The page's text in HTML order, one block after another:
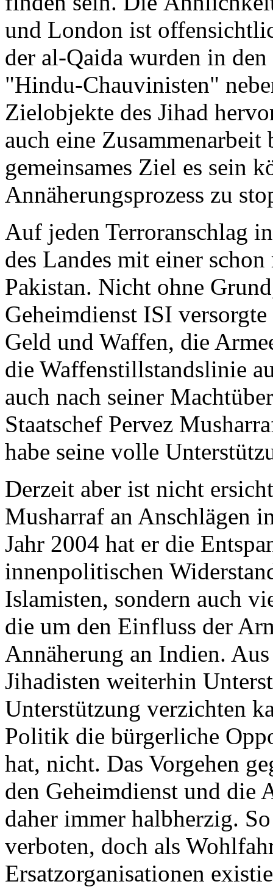
und London ist
der al-Qaida wurden in
"Hindu-Chauvinisten"
Zielobjekte des Jihad
auch eine
gemeinsames Ziel es sein
Annäherungsprozess zu
Auf jeden Terroranschlag
des Landes mit einer
Pakistan. Nicht ohne
Geheimdienst ISI
Geld und Waffen, die
die Waffenstillstandslinie
auch nach seiner
Staatschef Pervez
habe seine volle
Derzeit aber ist nicht
Musharraf an Anschlägen
Jahr 2004 hat er die
innenpolitischen
Islamisten, sondern auch
die um den Einfluss der
Annäherung an Indien.
Jihadisten weiterhin
Unterstützung verzichten
Politik die bürgerliche
hat, nicht. Das Vorgehen
den Geheimdienst und die
daher immer halbherzig.
verboten, doch als
Ersatzorganisationen